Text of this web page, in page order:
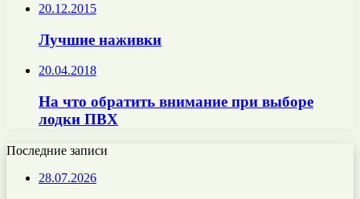
20.12.2015
Лучшие наживки
20.04.2018
На что обратить внимание при выборе
лодки ПВХ
Последние записи
28.07.2026